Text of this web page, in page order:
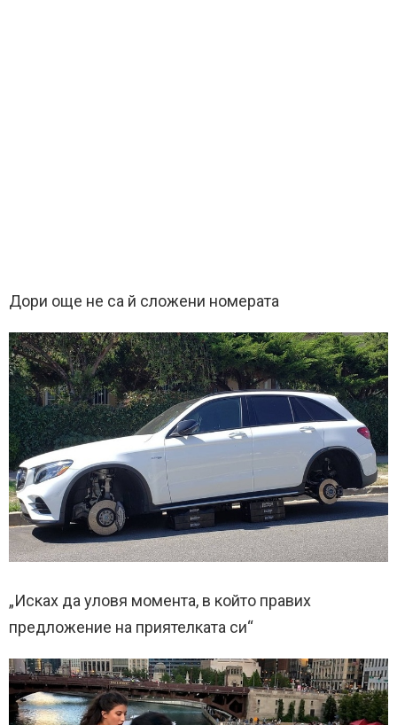
Дори още не са й сложени номерата
„Исках да уловя момента, в който правих
предложение на приятелката си“